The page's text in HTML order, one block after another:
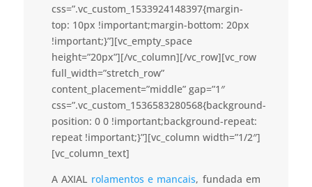
css=”.vc_custom_1533924148397{margin-
top: 10px !important;margin-bottom: 20px
!important;}”][vc_empty_space
height=”20px”][/vc_column][/vc_row][vc_row
full_width=”stretch_row”
content_placement=”middle” gap=”1″
css=”.vc_custom_1536583280568{background-
position: 0 0 !important;background-repeat:
repeat !important;}”][vc_column width=”1/2″]
[vc_column_text]
A AXIAL rolamentos e mancais, fundada em